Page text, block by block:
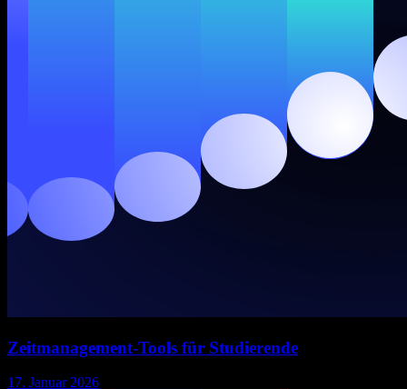
Zeitmanagement-Tools für Studierende
17. Januar 2026